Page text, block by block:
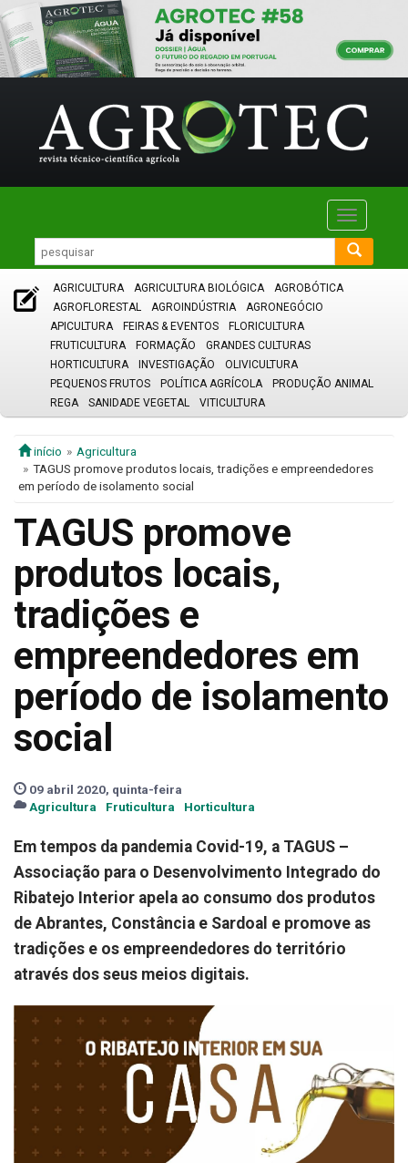
Toggle
AGRICULTURA AGRICULTURA BIOLÓGICA
AGROBÓTICA
AGROFLORESTAL
AGROINDÚSTRIA
AGRONEGÓCIO
APICULTURA
FEIRAS & EVENTOS
FLORICULTURA
FRUTICULTURA
FORMAÇÃO
GRANDES CULTURAS
HORTICULTURA
INVESTIGAÇÃO
OLIVICULTURA
PEQUENOS FRUTOS
POLÍTICA AGRÍCOLA
PRODUÇÃO ANIMAL
REGA
SANIDADE VEGETAL VITICULTURA
início
Agricultura
TAGUS promove produtos locais, tradições e empreendedores
em período de isolamento social
TAGUS promove
produtos locais,
tradições e
empreendedores em
período de isolamento
social
09 abril 2020, quinta-feira
Agricultura
Fruticultura Horticultura
Em tempos da pandemia Covid-19, a TAGUS –
Associação para o Desenvolvimento Integrado do
Ribatejo Interior apela ao consumo dos produtos
de Abrantes, Constância e Sardoal e promove as
tradições e os empreendedores do território
através dos seus meios digitais.